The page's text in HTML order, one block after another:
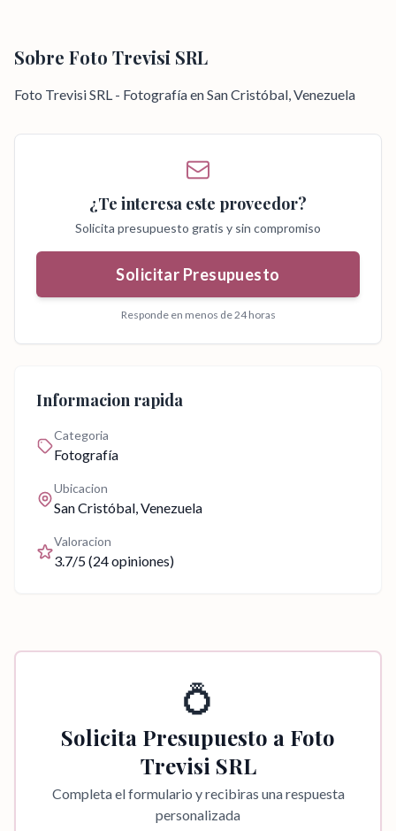
Sobre Foto Trevisi SRL
Foto Trevisi SRL - Fotografía en San Cristóbal, Venezuela
¿Te interesa este proveedor?
Solicita presupuesto gratis y sin compromiso
Solicitar Presupuesto
Responde en menos de 24 horas
Informacion rapida
Categoria
Fotografía
Ubicacion
San Cristóbal, Venezuela
Valoracion
3.7/5 (24opiniones)
💍
Solicita Presupuesto a Foto
Trevisi SRL
Completa el formulario y recibiras una respuesta
personalizada